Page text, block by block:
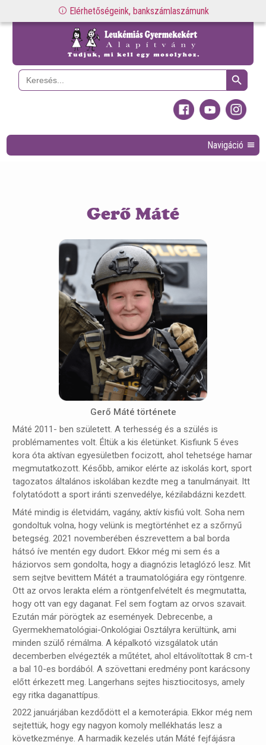
Elérhetőségeink, bankszámlaszámunk
Search
for:
Search Button
Navigáció
Gerő Máté
Gerő Máté története
Máté 2011- ben született. A terhesség és a szülés is
problémamentes volt. Éltük a kis életünket. Kisfiunk 5 éves
kora óta aktívan egyesületben focizott, ahol tehetsége hamar
megmutatkozott. Később, amikor elérte az iskolás kort, sport
tagozatos általános iskolában kezdte meg a tanulmányait. Itt
folytatódott a sport iránti szenvedélye, kézilabdázni kezdett.
Máté mindig is életvidám, vagány, aktív kisfiú volt. Soha nem
gondoltuk volna, hogy velünk is megtörténhet ez a szőrnyű
betegség. 2021 novemberében észrevettem a bal borda
hátsó íve mentén egy dudort. Ekkor még mi sem és a
háziorvos sem gondolta, hogy a diagnózis letaglózó lesz. Mit
sem sejtve bevittem Mátét a traumatológiára egy röntgenre.
Ott az orvos lerakta elém a röntgenfelvételt és megmutatta,
hogy ott van egy daganat. Fel sem fogtam az orvos szavait.
Ezután már pörögtek az események. Debrecenbe, a
Gyermekhematológiai-Onkológiai Osztályra kerültünk, ami
minden szülő rémálma. A képalkotó vizsgálatok után
decemberben elvégezték a műtétet, ahol eltávolítottak 8 cm-t
a bal 10-es bordából. A szövettani eredmény pont karácsony
előtt érkezett meg. Langerhans sejtes hisztiocitosys, amely
egy ritka daganattípus.
2022 januárjában kezdődött el a kemoterápia. Ekkor még nem
sejtettük, hogy egy nagyon komoly mellékhatás lesz a
következménye. A harmadik kezelés után Máté fejfájásra